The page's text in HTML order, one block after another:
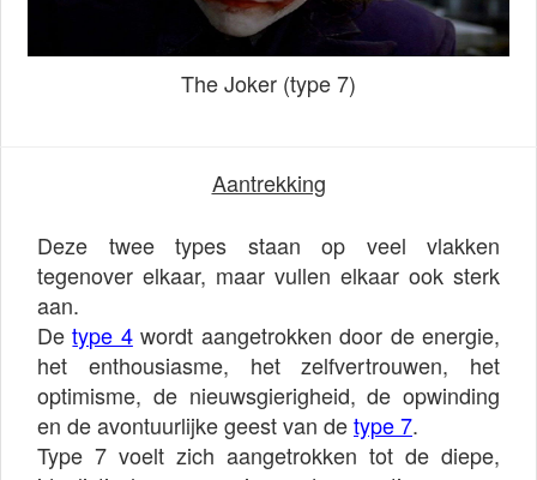
The Joker (type 7)
Aantrekking
Deze twee types staan op veel vlakken
tegenover elkaar, maar vullen elkaar ook sterk
aan.
Detype 4wordt aangetrokken door de energie,
het enthousiasme, het zelfvertrouwen, het
optimisme, de nieuwsgierigheid, de opwinding
en de avontuurlijke geest van detype 7.
Type 7 voelt zich aangetrokken tot de diepe,